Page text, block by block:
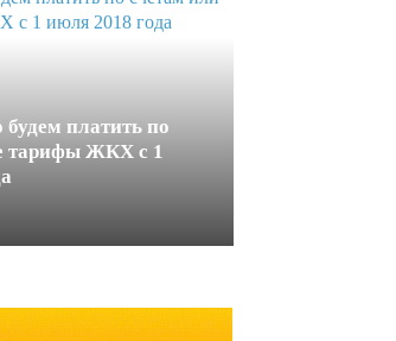
платить по
тарифы ЖКХ с 1